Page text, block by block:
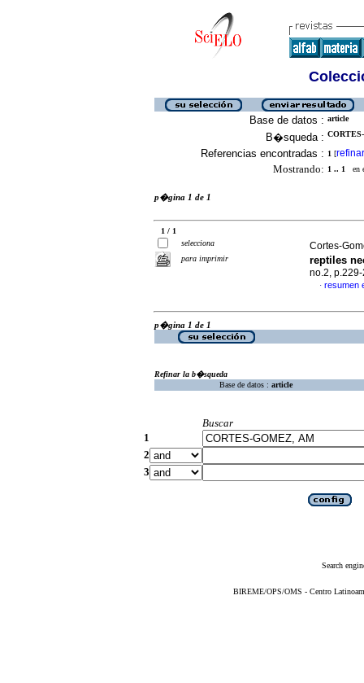
Base de datos : article
B�squeda :
Referencias encontradas : 1 [refinar
Mostrando: 1 .. 1 en
p�gina 1 de 1
1 / 1
selecciona
para imprimir
Cortes-
reptiles
no.2,
· resumen
p�gina 1 de 1
Refinar la b�squeda
Base de datos : article
Buscar
1
2
3
Search
BIREME/OPS/OMS - Centro